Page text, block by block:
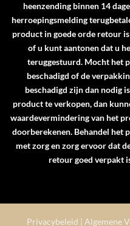
heenzending binnen 14
herroepingsmelding
product in goede orde retour
of u kunt aantonen dat u
teruggestuurd. Mocht het
beschadigd of de
beschadigd zijn dan nodig
product te verkopen, dan
waardevermindering van het
doorberekenen. Behandel het
met zorg en zorg ervoor dat
retour goed verpakt
Privacybeleid | Algemene